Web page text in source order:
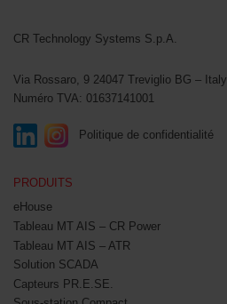
CR Technology Systems S.p.A.
Via Rossaro, 9 24047 Treviglio BG – Italy
Numéro TVA: 01637141001
Politique de confidentialité
PRODUITS
eHouse
Tableau MT AIS – CR Power
Tableau MT AIS – ATR
Solution SCADA
Capteurs PR.E.SE.